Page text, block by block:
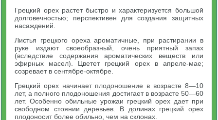
Грецкий орех растет быстро и характеризуется большой
долговечностью; перспективен для создания защитных
насаждений.
Листья грецкого ореха ароматичные, при растирании в
руке издают своеобразный, очень приятный запах
(вследствие содержания ароматических веществ или
эфирных масел). Цветет грецкий орех в апреле-мае;
созревает в сентябре-октябре.
Грецкий орех начинает плодоношение в возрасте 8—10
лет, а полного плодоношения достигает в возрасте 50—60
лет. Особенно обильные урожаи грецкий орех дает при
свободном стоянии деревьев. В долинах грецкий орех
плодоносит более обильно, чем на склонах.